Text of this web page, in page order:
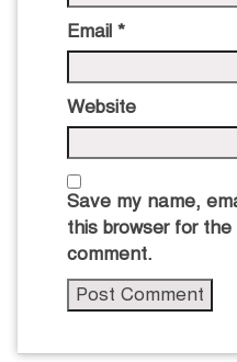
Email *
Website
Save my name,
this browser for
comment.